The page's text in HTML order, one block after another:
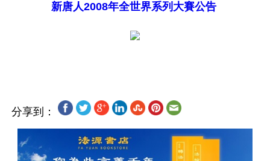
新唐人2008年全世界系列大賽公告
分享到：